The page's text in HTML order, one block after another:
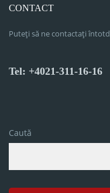
CONTACT
Puteți să ne contactați
Tel: +4021-311-16-16
Caută